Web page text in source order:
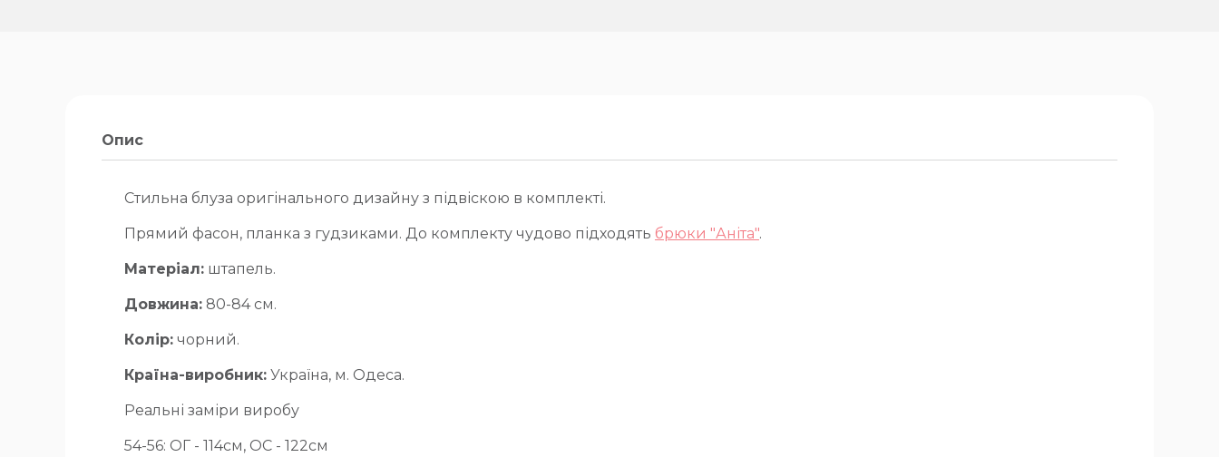
Опис
Стильна блуза оригінального дизайну з підвіскою в комплекті.
Прямий фасон, планка з гудзиками. До комплекту чудово підходять брюки "Аніта".
Матеріал: штапель.
Довжина: 80-84 см.
Колір: чорний.
Країна-виробник: Україна, м. Одеса.
Реальні заміри виробу
54-56: ОГ - 114см, ОС - 122см